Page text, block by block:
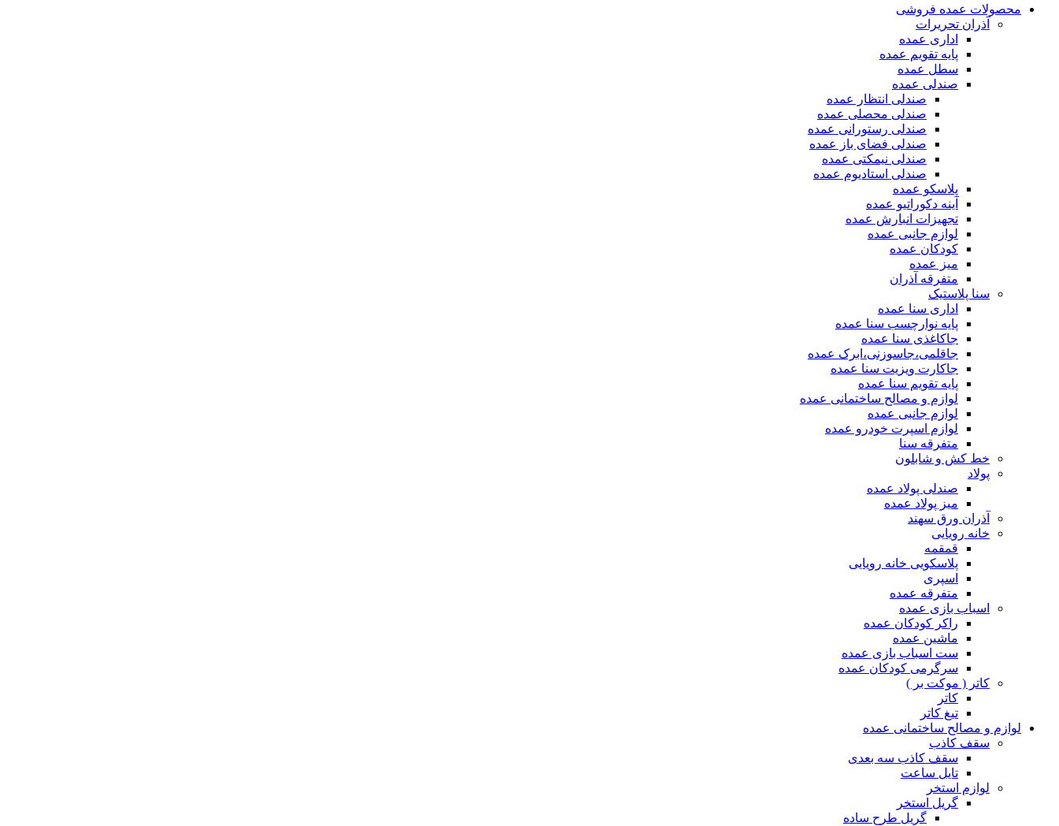
محصولات عمده فروشی
آذران تحریرات
اداری عمده
پایه تقویم عمده
سطل عمده
صندلی عمده
صندلی انتظار عمده
صندلی محصلی عمده
صندلی رستورانی عمده
صندلی فضای باز عمده
صندلی نیمکتی عمده
صندلی استادیوم عمده
پلاسکو عمده
آینه دکوراتیو عمده
تجهیزات انبارش عمده
لوازم جانبی عمده
کودکان عمده
میز عمده
متفرقه آذران
سنا پلاستیک
اداری سنا عمده
پایه نوارچسب سنا عمده
جاکاغذی سنا عمده
جاقلمی،جاسوزنی،ابرک عمده
جاکارت ویزیت سنا عمده
پایه تقویم سنا عمده
لوازم و مصالح ساختمانی عمده
لوازم جانبی عمده
لوازم اسپرت خودرو عمده
متفرقه سنا
خط کش و شابلون
پولاد
صندلی پولاد عمده
میز پولاد عمده
آذران ورق سهند
خانه رویایی
قمقمه
پلاسکویی خانه رویایی
اسپری
متفرقه عمده
اسباب بازی عمده
راکر کودکان عمده
ماشین عمده
ست اسباب بازی عمده
سرگرمی کودکان عمده
کاتر ( موکت بر )
کاتر
تیغ کاتر
لوازم و مصالح ساختمانی عمده
سقف کاذب
سقف کاذب سه بعدی
تایل ساعت
لوازم استخر
گریل استخر
گریل طرح ساده